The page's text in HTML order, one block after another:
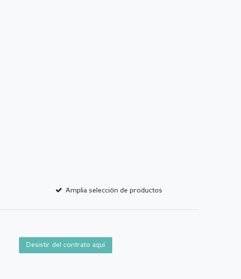
Amplia selección de productos
Desistir del contrato aquí